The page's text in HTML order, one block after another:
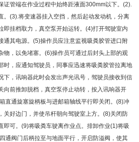
证管端在作业过程中始终距液面300mm以下。(2).
。(3).将变速器挂入空挡，然后起动发动机，分离
即挂档取力，真空泵开始运转。(4)打开驾驶室内
通其电源。(5)操作员应注意监视吸粪胶管进口附
物，以免堵塞。(6)操作员可通过后封头上部的观
时，应通知驾驶员，同事应迅速将吸粪胶管拉离地
下，讯响器此时会发出声光讯号，驾驶员接收到信
向前推卸脱档，真空泵停止动转，按入讯响器开
直通旋塞旋柄板与进邮箱轴线平行即关闭。(8)冲
关好边门，并使吊杆朝向驾驶室上方。(8)关闭防
即可。(9)将吸粪车驶离作业点。排卸作业(1)将吸
通阀门后柄拉至与地面平行，开启防溢阀，使其